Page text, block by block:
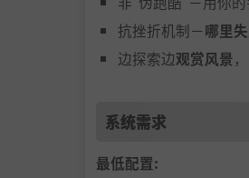
抗挫折机制－哪里
边探索边观赏风景
系统需求
最低配置: